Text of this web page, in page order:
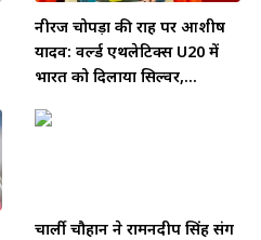
नीरज चोपड़ा की राह पर आशीष
यादव: वर्ल्ड एथलेटिक्स U20 में
भारत को दिलाया सिल्वर,...
चार्ली चौहान ने रामनदीप सिंह संग